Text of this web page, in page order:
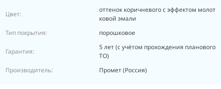
Цвет:
оттенок коричневого с эффектом молот
ковой эмали
Тип покрытия:
порошковое
Гарантия:
5 лет (с учётом прохождения планового
ТО)
Производитель:
Промет (Россия)